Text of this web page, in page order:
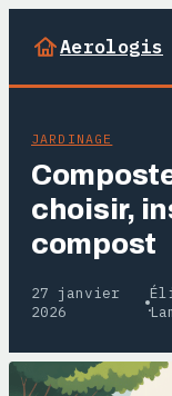
Aerologis
JARDINAGE
choisir,
compost
27 janvier
2026
·